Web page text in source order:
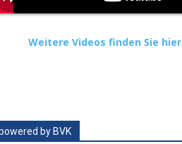
Weitere Videos finden Sie hier
by BVK